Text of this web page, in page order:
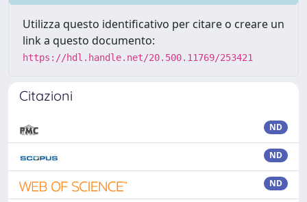
Utilizza questo identificativo per citare o creare un
link a questo documento:
https://hdl.handle.net/20.500.11769/253421
Citazioni
ND
ND
ND